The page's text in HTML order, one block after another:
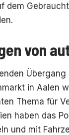
dem
von
in Aalen
Thema für
haben das
und mit